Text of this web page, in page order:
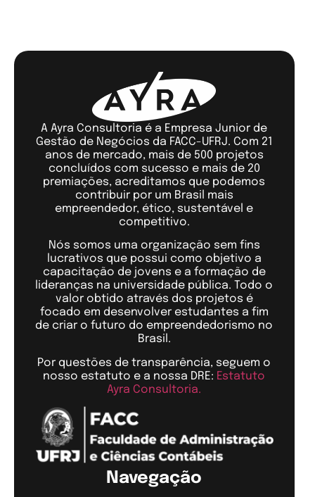
A Ayra Consultoria é a Empresa Junior de
Gestão de Negócios da FACC-UFRJ. Com 21
anos de mercado, mais de 500 projetos
concluídos com sucesso e mais de 20
premiações, acreditamos que podemos
contribuir por um Brasil mais
empreendedor, ético, sustentável e
competitivo.
Nós somos uma organização sem fins
lucrativos que possui como objetivo a
capacitação de jovens e a formação de
lideranças na universidade pública. Todo o
valor obtido através dos projetos é
focado em desenvolver estudantes a fim
de criar o futuro do empreendedorismo no
Brasil.
Por questões de transparência, seguem o
nosso estatuto e a nossa DRE: Estatuto
Ayra Consultoria.
Navegação